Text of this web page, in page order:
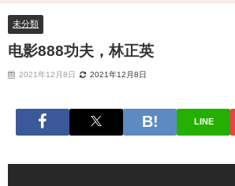
未分類
电影888功夫，林正英
2021年12月8日 2021年12月8日
LINE